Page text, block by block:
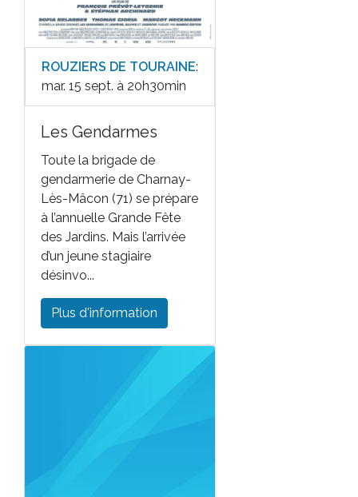
ROUZIERS DE TOURAINE:
mar. 15 sept. à 20h30min
Les Gendarmes
Toute la brigade de
gendarmerie de Charnay-
Lès-Mâcon (71) se prépare
à l’annuelle Grande Fête
des Jardins. Mais l’arrivée
d’un jeune stagiaire
désinvo...
Plus d'information